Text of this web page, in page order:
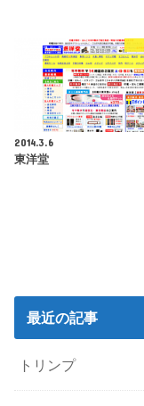
2014.3.6
東洋堂
最近の記事
トリンプ